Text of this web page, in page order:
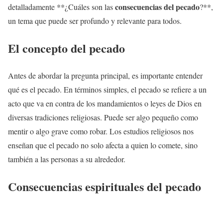
detalladamente **¿Cuáles son lasconsecuencias del pecado?**,
un tema que puede ser profundo y relevante para todos.
El concepto del pecado
Antes de abordar la pregunta principal, es importante entender
qué es el pecado. En términos simples, el pecado se refiere a un
acto que va en contra de los mandamientos o leyes de Dios en
diversas tradiciones religiosas. Puede ser algo pequeño como
mentir o algo grave como robar. Los estudios religiosos nos
enseñan que el pecado no solo afecta a quien lo comete, sino
también a las personas a su alrededor.
Consecuencias espirituales del pecado